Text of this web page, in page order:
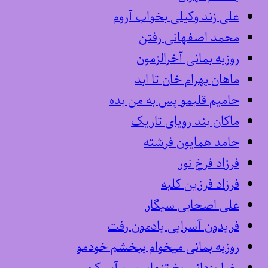
علی زند وکیلی بخواب آروم
محمد اصفهانی رفتن
روزبه بمانی آخرالزمون
ماهان بهرام خان تا ابد
حامیم قلبمو پس به من بده
ماکان بند رویای تاریک
حامد همایون فرشته
فرزاد فرخ نور
فرزاد فرزین کلبه
علی اصحابی سیگار
فریدون آسرایی یادمون رفت
روزبه بمانی میخوام ببخشم خودمو